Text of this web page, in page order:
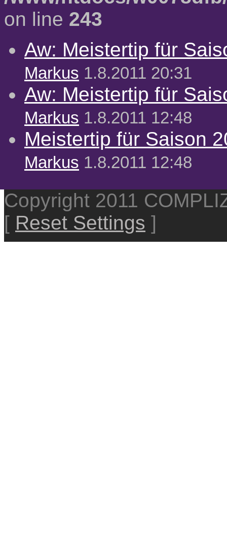
on line 243
Aw: Meistertip für
Markus 1.8.2011 20:31
Aw: Meistertip für
Markus 1.8.2011 12:48
Meistertip für Saison
Markus 1.8.2011 12:48
Copyright 2011
[ Reset Settings ]